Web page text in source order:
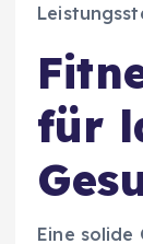
für
Eine solide